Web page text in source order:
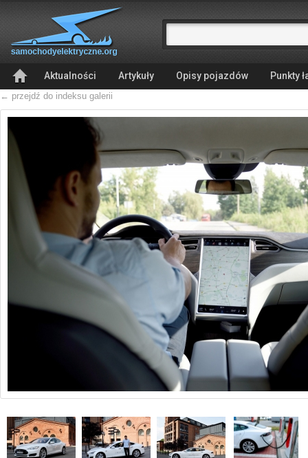
Aktualności Artykuły Opisy pojazdów Punkty
← przejdź do indeksu galerii